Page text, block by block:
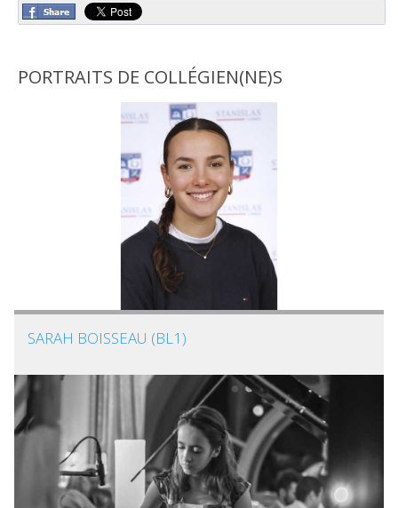
PORTRAITS DE COLLÉGIEN(NE)S
SARAH BOISSEAU (BL1)